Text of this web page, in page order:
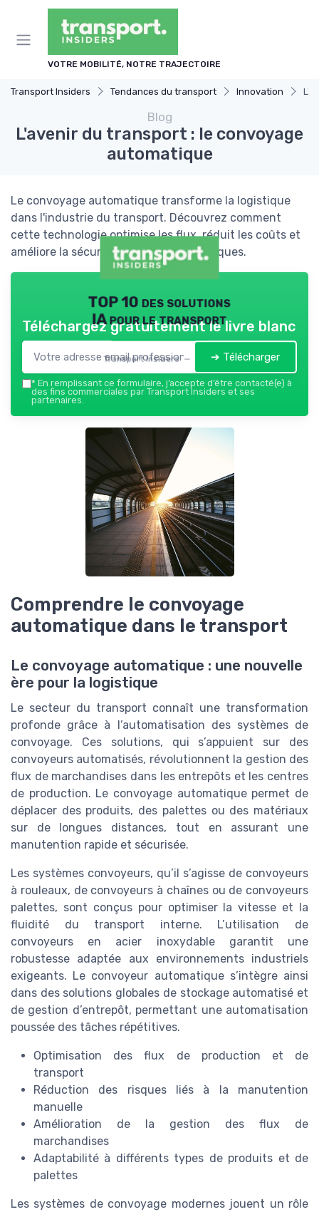
VOTRE MOBILITÉ, NOTRE TRAJECTOIRE
Transport Insiders Tendances du transport Innovation
Blog
L'avenir du transport : le convoyage
automatique
Le convoyage automatique transforme la logistique
dans l'industrie du transport. Découvrez comment
cette technologie optimise les flux, réduit les coûts et
améliore la sécurité sur les sites logistiques.
TOP 10 des solutions
IA pour le transport
Transport Insiders — 2026
Téléchargez gratuitement le livre blanc
➔ Télécharger
* En remplissant ce formulaire, j’accepte d’être contacté(e) à
des fins commerciales par Transport Insiders et ses
partenaires.
Comprendre le convoyage
automatique dans le transport
Le convoyage automatique : une nouvelle
ère pour la logistique
Le secteur du transport connaît une transformation
profonde grâce à l’automatisation des systèmes de
convoyage. Ces solutions, qui s’appuient sur des
convoyeurs automatisés, révolutionnent la gestion des
flux de marchandises dans les entrepôts et les centres
de production. Le convoyage automatique permet de
déplacer des produits, des palettes ou des matériaux
sur de longues distances, tout en assurant une
manutention rapide et sécurisée.
Les systèmes convoyeurs, qu’il s’agisse de convoyeurs
à rouleaux, de convoyeurs à chaînes ou de convoyeurs
palettes, sont conçus pour optimiser la vitesse et la
fluidité du transport interne. L’utilisation de
convoyeurs en acier inoxydable garantit une
robustesse adaptée aux environnements industriels
exigeants. Le convoyeur automatique s’intègre ainsi
dans des solutions globales de stockage automatisé et
de gestion d’entrepôt, permettant une automatisation
poussée des tâches répétitives.
Optimisation des flux de production et de
transport
Réduction des risques liés à la manutention
manuelle
Amélioration de la gestion des flux de
marchandises
Adaptabilité à différents types de produits et de
palettes
Les systèmes de convoyage modernes jouent un rôle
Panneau de gestion des cookies